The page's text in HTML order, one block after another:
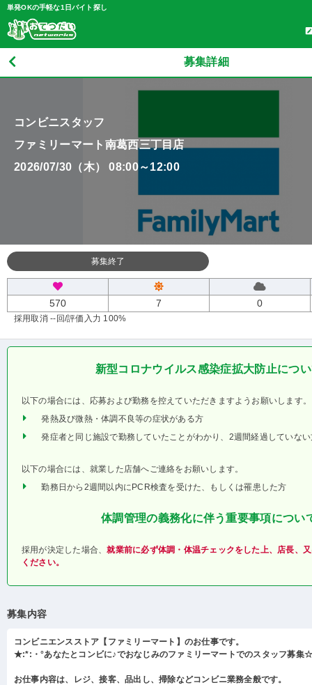
単発OKの手軽な1日バイト探し
募集詳細
コンビニスタッフ
ファミリーマート南葛西三丁目店
2026/07/30（木） 08:00～12:00
募集終了
570 7 0
採用取消 --回/評価入力 100%
新型コロナウイルス感染症拡大防止につ
以下の場合には、応募および勤務を控えていただきますようお願いします。
発熱及び微熱・体調不良等の症状がある方
発症者と同じ施設で勤務していたことがわかり、2週間経過していな
以下の場合には、就業した店舗へご連絡をお願いします。
勤務日から2週間以内にPCR検査を受けた、もしくは罹患した方
体調管理の義務化に伴う重要事項につい
採用が決定した場合、就業前に必ず体調・体温チェックをした上、店長、
ください。
募集内容
コンビニエンスストア【ファミリーマート】のお仕事です。
★:*:・°あなたとコンビに♪でおなじみのファミリーマートでのスタッフ募集
お仕事内容は、レジ、接客、品出し、掃除などコンビニ業務全般です。